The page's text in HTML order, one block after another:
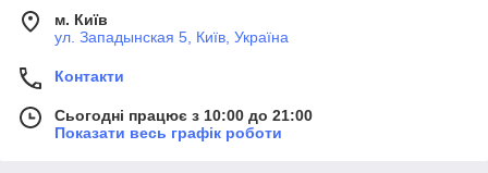
м. Київ
ул. Западынская 5, Київ, Україна
Контакти
Сьогодні працює з 10:00 до 21:00
Показати весь графік роботи